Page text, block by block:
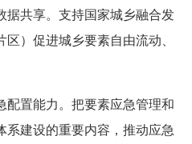
据共享。支持国家城乡融合发
）促进城乡要素自由流动、
置能力。把要素应急管理和
系建设的重要内容，推动应急